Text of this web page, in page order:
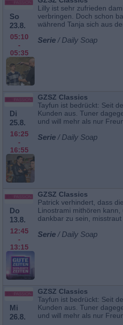
So
23.8.
05:10
-
05:35
Lilly ist sehr zufrieden
verbringen. Doch schon
während Tanja sich aus
Serie / Daily Soap
Di
25.8.
16:25
-
16:55
GZSZ Classics
Tayfun ist bedrückt: Seit
Kunden aus. Tuner
und will mehr als nur
Serie / Daily Soap
Do
13.8.
12:45
-
13:15
GZSZ Classics
Patrick verhindert, dass
Linostrami mithören
dankbar zu sein, misstraut
Serie / Daily Soap
Mi
26.8.
GZSZ Classics
Tayfun ist bedrückt: Seit
Kunden aus. Tuner
und will mehr als nur